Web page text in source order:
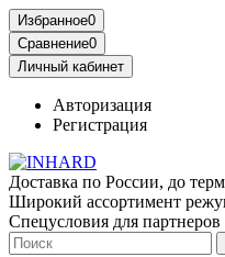
Избранное0
Сравнение0
Личный кабинет
Авторизация
Регистрация
Доставка по России, до
Широкий ассортимент
Спецусловия для